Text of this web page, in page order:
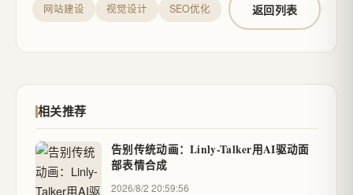
网站建设 视觉设计 SEO优化 返回列表
相关推荐
告别传统动画：Linly-Talker用AI驱动面
部表情合成
2026/8/2 20:59:56